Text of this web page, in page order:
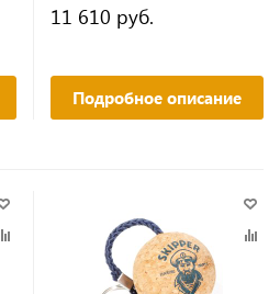
11 610 руб.
Подробное описание